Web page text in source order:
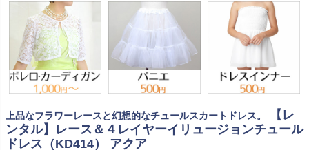
上品なフラワーレースと幻想的なチュールスカートドレス。
【レ
ンタル】レース＆４レイヤーイリュージョンチュール
ドレス（KD414） アクア